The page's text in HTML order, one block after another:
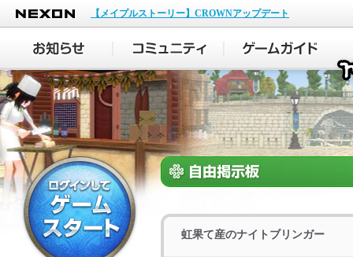
NEXON
【メイプルストーリー】CROWNアップデート
虹果て産のナイトブリンガー